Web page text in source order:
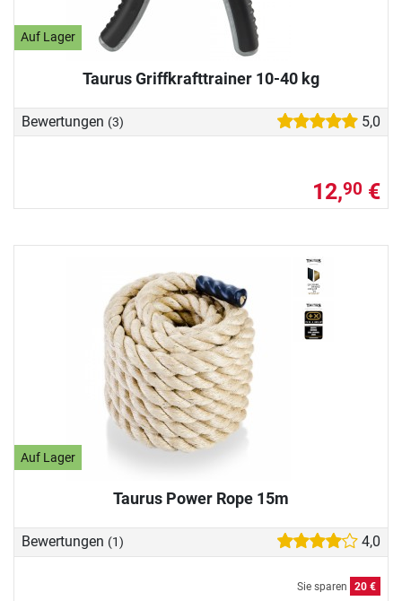
Auf Lager
Taurus Griffkrafttrainer 10-40 kg
Bewertungen (3) 5,0
12,90 €
Auf Lager
Taurus Power Rope 15m
Bewertungen (1) 4,0
Sie sparen 20 €